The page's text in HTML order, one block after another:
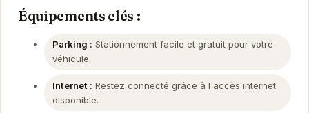
Équipements clés :
Parking : Stationnement facile et gratuit pour votre
véhicule.
Internet : Restez connecté grâce à l'accès internet
disponible.